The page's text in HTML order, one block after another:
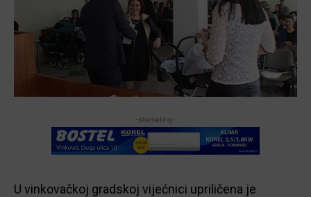
-Marketing-
U vinkovačkoj gradskoj vijećnici upriličena je